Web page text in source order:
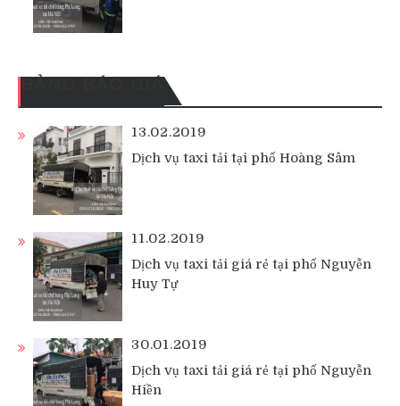
BẢNG BÁO GIÁ
13.02.2019
Dịch vụ taxi tải tại phố Hoàng Sâm
11.02.2019
Dịch vụ taxi tải giá rẻ tại phố Nguyễn
Huy Tự
30.01.2019
Dịch vụ taxi tải giá rẻ tại phố Nguyễn
Hiền